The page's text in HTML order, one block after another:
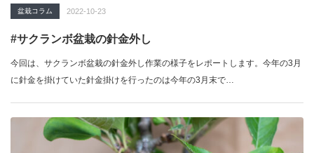
盆栽コラム 2022-10-23
#サクランボ盆栽の針金外し
今回は、サクランボ盆栽の針金外し作業の様子をレポートします。今年の3月
に針金を掛けていた針金掛けを行ったのは今年の3月末で…